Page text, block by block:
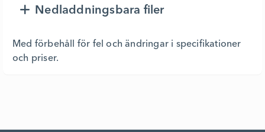
Nedladdningsbara filer
Med förbehåll för fel och ändringar i specifikationer
och priser.